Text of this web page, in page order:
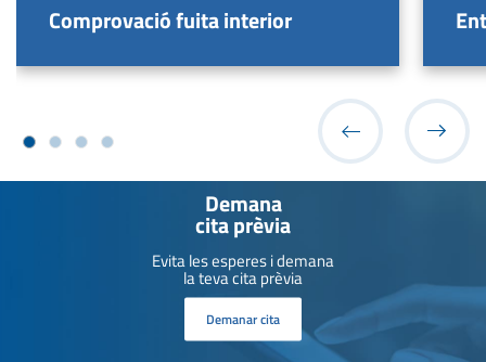
Comprovació fuita interior
Demana
cita prèvia
Evita les esperes i demana
la teva cita prèvia
Demanar cita